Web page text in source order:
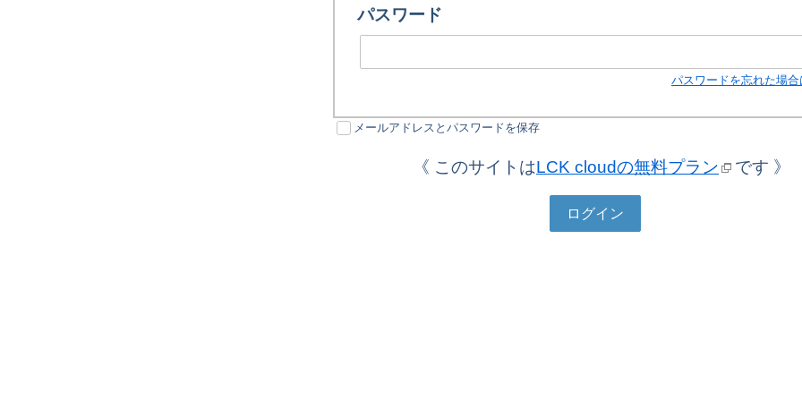
パスワード
パスワードを忘れた場合
メールアドレスとパスワードを保存
《 このサイトはLCK cloudの無料プラン です 》